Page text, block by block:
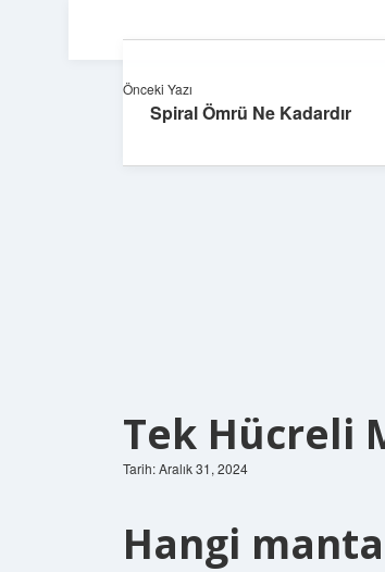
Tek Hücreli
Tarih: Aralık 31, 2024
Hangi
Önceki Yazı
Spiral Ömrü Ne Kadardır